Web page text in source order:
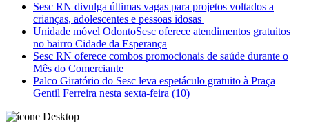
Sesc RN divulga últimas vagas para projetos voltados a
crianças, adolescentes e pessoas idosas
Unidade móvel OdontoSesc oferece atendimentos gratuitos
no bairro Cidade da Esperança
Sesc RN oferece combos promocionais de saúde durante o
Mês do Comerciante
Palco Giratório do Sesc leva espetáculo gratuito à Praça
Gentil Ferreira nesta sexta-feira (10)